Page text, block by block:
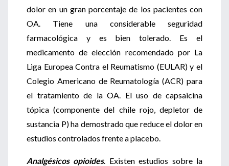
dolor en un gran porcentaje de los pacientes con
OA. Tiene una considerable seguridad
farmacológica y es bien tolerado. Es el
medicamento de elección recomendado por La
Liga Europea Contra el Reumatismo (EULAR) y el
Colegio Americano de Reumatología (ACR) para
el tratamiento de la OA. El uso de capsaicina
tópica (componente del chile rojo, depletor de
sustancia P) ha demostrado que reduce el dolor en
estudios controlados frente a placebo.
Analgésicos opioides. Existen estudios sobre la